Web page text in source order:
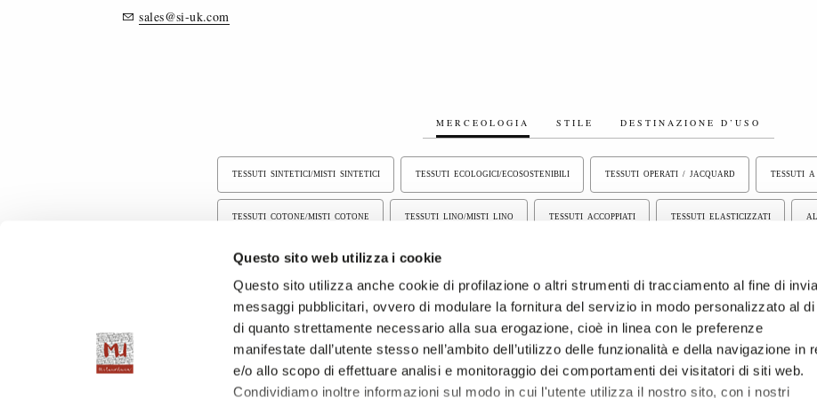
Questo sito web utilizza i cookie
Questo sito utilizza anche cookie di profilazione o altri strumenti di tracciamento al fine di
messaggi pubblicitari, ovvero di modulare la fornitura del servizio in modo personalizzato al di
di quanto strettamente necessario alla sua erogazione, cioè in linea con le preferenze
manifestate dall’utente stesso nell’ambito dell’utilizzo delle funzionalità e della navigazione in
e/o allo scopo di effettuare analisi e monitoraggio dei comportamenti dei visitatori di siti web.
Condividiamo inoltre informazioni sul modo in cui l'utente utilizza il nostro sito, con i nostri
sales@si-uk.com
MERCEOLOGIA STILE DESTINAZIONE D’USO
TESSUTI SINTETICI/MISTI SINTETICI TESSUTI ECOLOGICI/ECOSOSTENIBILI TESSUTI OPERATI / JACQUARD TESSUTI
TESSUTI COTONE/MISTI COTONE TESSUTI LINO/MISTI LINO TESSUTI ACCOPPIATI TESSUTI ELASTICIZZATI
TESSUTI SPALMATI TESSUTI TINTA UNITA